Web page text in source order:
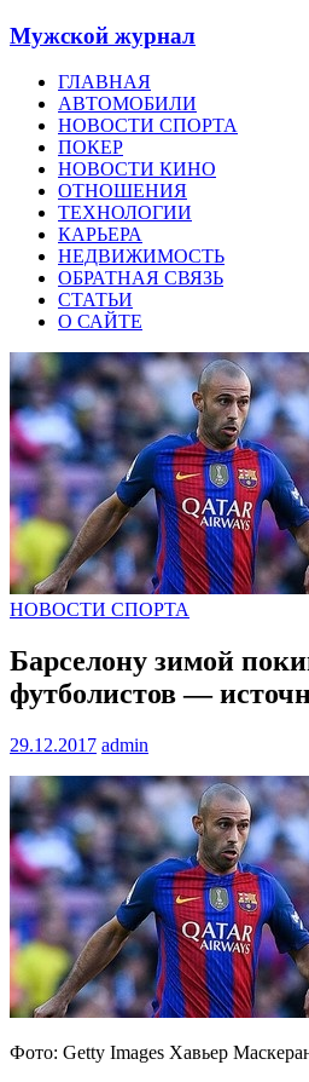
Мужской журнал
ГЛАВНАЯ
АВТОМОБИЛИ
НОВОСТИ СПОРТА
ПОКЕР
НОВОСТИ КИНО
ОТНОШЕНИЯ
ТЕХНОЛОГИИ
КАРЬЕРА
НЕДВИЖИМОСТЬ
ОБРАТНАЯ СВЯЗЬ
СТАТЬИ
О САЙТЕ
НОВОСТИ СПОРТА
Барселону зимой
футболистов —
29.12.2017 admin
Фото: Getty Images Хавьер